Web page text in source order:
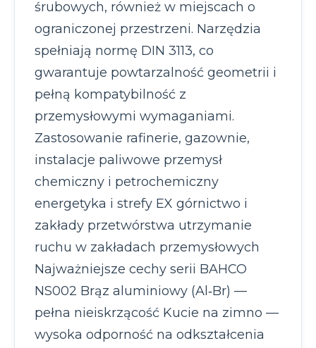
śrubowych, również w miejscach o
ograniczonej przestrzeni. Narzędzia
spełniają normę DIN 3113, co
gwarantuje powtarzalność geometrii i
pełną kompatybilność z
przemysłowymi wymaganiami.
Zastosowanie rafinerie, gazownie,
instalacje paliwowe przemysł
chemiczny i petrochemiczny
energetyka i strefy EX górnictwo i
zakłady przetwórstwa utrzymanie
ruchu w zakładach przemysłowych
Najważniejsze cechy serii BAHCO
NS002 Brąz aluminiowy (Al‑Br) —
pełna nieiskrzącość Kucie na zimno —
wysoka odporność na odkształcenia